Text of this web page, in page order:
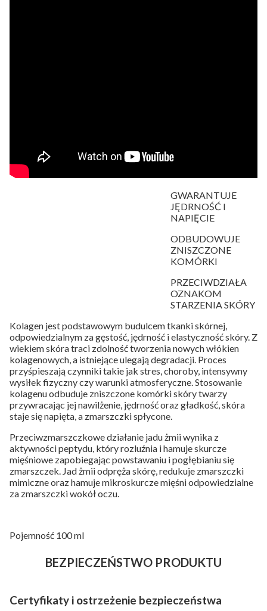
GWARANTUJE
JĘDRNOŚĆ I
NAPIĘCIE
ODBUDOWUJE
ZNISZCZONE
KOMÓRKI
PRZECIWDZIAŁA
OZNAKOM
STARZENIA SKÓRY
Kolagen jest podstawowym budulcem tkanki skórnej,
odpowiedzialnym za gęstość, jędrność i elastyczność skóry. Z
wiekiem skóra traci zdolność tworzenia nowych włókien
kolagenowych, a istniejące ulegają degradacji. Proces
przyśpieszają czynniki takie jak stres, choroby, intensywny
wysiłek fizyczny czy warunki atmosferyczne. Stosowanie
kolagenu odbuduje zniszczone komórki skóry twarzy
przywracając jej nawilżenie, jędrność oraz gładkość, skóra
staje się napięta, a zmarszczki spłycone.
Przeciwzmarszczkowe działanie jadu żmii wynika z
aktywności peptydu, który rozluźnia i hamuje skurcze
mięśniowe zapobiegając powstawaniu i pogłębianiu się
zmarszczek. Jad żmii odpręża skórę, redukuje zmarszczki
mimiczne oraz hamuje mikroskurcze mięśni odpowiedzialne
za zmarszczki wokół oczu.
Pojemność 100 ml
BEZPIECZEŃSTWO PRODUKTU
Certyfikaty i ostrzeżenie bezpieczeństwa